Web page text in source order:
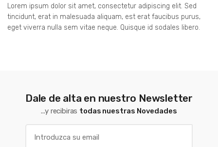
Lorem ipsum dolor sit amet, consectetur adipiscing elit. Sed
tincidunt, erat in malesuada aliquam, est erat faucibus purus,
eget viverra nulla sem vitae neque. Quisque id sodales libero.
Dale de alta en nuestro Newsletter
...y recibiras todas nuestras Novedades